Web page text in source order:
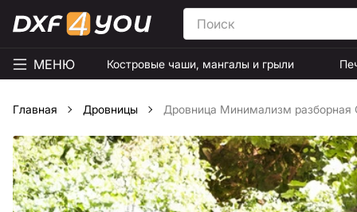
МЕНЮ Костровые чаши, мангалы и грыли
Главная Дровницы Дровница Минимализм разборная